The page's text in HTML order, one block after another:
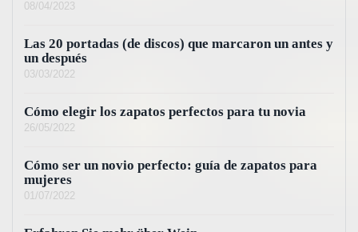
08/04/2023
Las 20 portadas (de discos) que marcaron un antes y
un después
03/03/2022
Cómo elegir los zapatos perfectos para tu novia
26/05/2022
Cómo ser un novio perfecto: guía de zapatos para
mujeres
01/07/2022